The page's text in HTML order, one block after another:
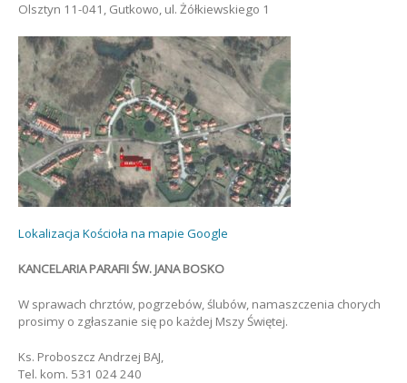
Olsztyn 11-041, Gutkowo, ul. Żółkiewskiego 1
Lokalizacja Kościoła na mapie Google
KANCELARIA PARAFII ŚW. JANA BOSKO
W sprawach chrztów, pogrzebów, ślubów, namaszczenia chorych
prosimy o zgłaszanie się po każdej Mszy Świętej.
Ks. Proboszcz Andrzej BAJ,
Tel. kom. 531 024 240